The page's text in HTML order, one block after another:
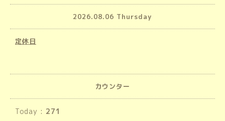
2026.08.06 Thursday
定休日
カウンター
Today : 271